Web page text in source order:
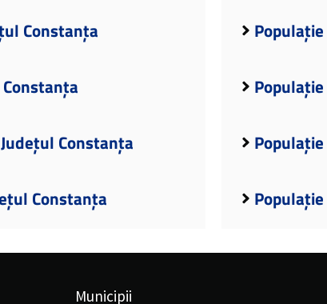
Constanța
Constanța
Constanța
Municipii